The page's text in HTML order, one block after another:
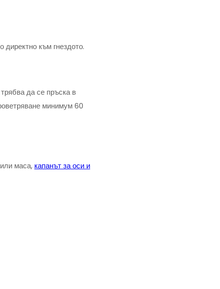
към гнездото.
да се пръска в
минимум 60
маса, капанът за оси и